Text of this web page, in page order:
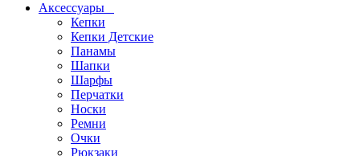
Аксессуары
Кепки
Кепки Детские
Панамы
Шапки
Шарфы
Перчатки
Носки
Ремни
Очки
Рюкзаки